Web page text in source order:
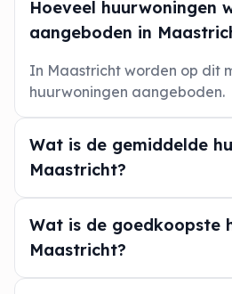
Hoeveel huurwoningen
aangeboden in
In Maastricht worden op dit
huurwoningen aangeboden.
Wat is de gemiddelde
Maastricht?
Wat is de goedkoopste
Maastricht?